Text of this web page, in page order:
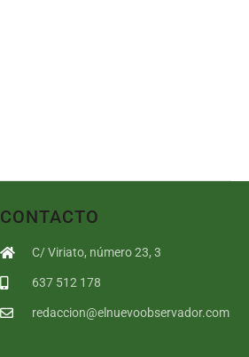
CONTACTO
C/ Viriato, número 23, 3
637 512 178
redaccion@elnuevoobservador.com